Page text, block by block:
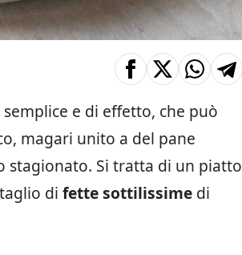
e di effetto, che può
magari unito a del pane
stagionato. Si tratta di un piatto
di fette sottilissime di